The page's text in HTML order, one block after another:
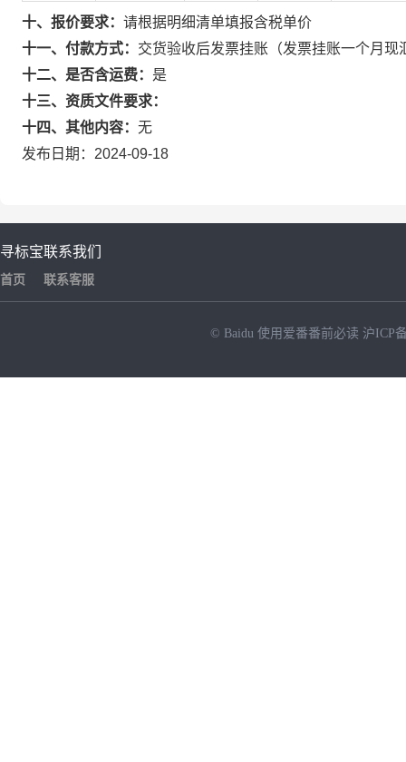
十、报价要求： 请根据明细清单填报含税单价
十一、付款方式： 交货验收后发票挂账（发票挂账一个月现
十二、是否含运费： 是
十三、资质文件要求：
十四、其他内容： 无
发布日期：2024-09-18
寻标宝
首页
联系我们
联系客服
© Baidu 使用爱番番前必读 沪ICP